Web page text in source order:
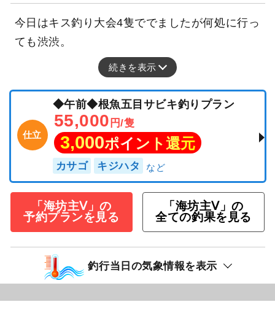
今日はキス釣り大会4隻ででましたが何処に行っ
ても渋渋。
続きを表示
仕立
◆午前◆根魚五目サビキ釣りプラン
55,000 円/隻
3,000ポイント還元
カサゴ キジハタ
「海坊主Ⅴ」の
予約プランを見る
「海坊主Ⅴ」の
全ての釣果を見る
釣行当日の気象情報を表示